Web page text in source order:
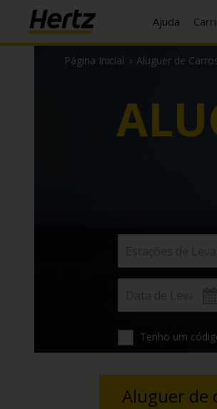
Ajuda
Página Inicial › Aluguer de
Tenho um
Aluguer de